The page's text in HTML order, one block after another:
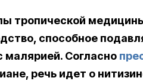
тропической
способное
малярией. Согласно
речь идет о